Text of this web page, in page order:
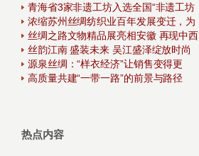
青海省3家非遗工坊入选全国“非遗工坊
浓缩苏州丝绸纺织业百年发展变迁，为
丝绸之路文物精品展亮相安徽 再现中西
丝韵江南 盛装未来 吴江盛泽绽放时尚
源泉丝绸：“样衣经济”让销售变得更
高质量共建“一带一路”的前景与路径
热点内容